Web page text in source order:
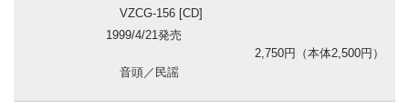
VZCG-156 [CD]
1999/4/21発売
2,750円（本体2,500円）
音頭／民謡